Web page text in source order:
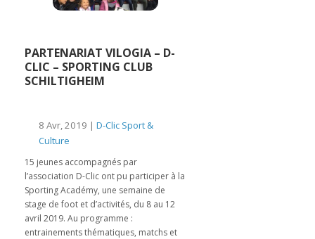
PARTENARIAT VILOGIA – D-
CLIC – SPORTING CLUB
SCHILTIGHEIM
8 Avr, 2019 | D-Clic Sport &
Culture
15 jeunes accompagnés par
l’association D-Clic ont pu participer à la
Sporting Académy, une semaine de
stage de foot et d’activités, du 8 au 12
avril 2019. Au programme :
entrainements thématiques, matchs et